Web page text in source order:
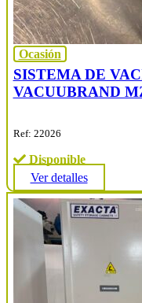
Ocasión
SISTEMA DE
VACUUBRAND
Ref: 22026
Disponible
Ver detalles